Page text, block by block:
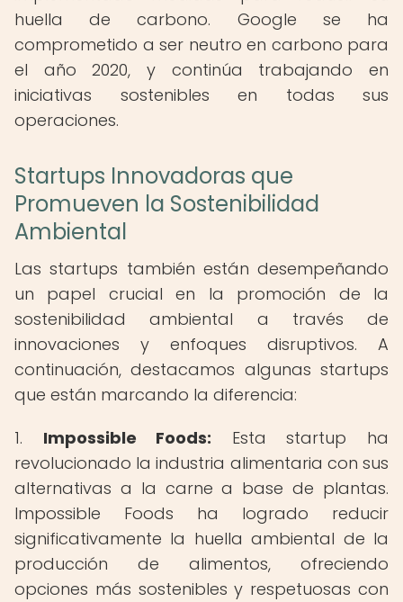
huella de carbono. Google se ha
comprometido a ser neutro en carbono para
el año 2020, y continúa trabajando en
iniciativas sostenibles en todas sus
operaciones.
Startups Innovadoras que
Promueven la Sostenibilidad
Ambiental
Las startups también están desempeñando
un papel crucial en la promoción de la
sostenibilidad ambiental a través de
innovaciones y enfoques disruptivos. A
continuación, destacamos algunas startups
que están marcando la diferencia:
1. Impossible Foods: Esta startup ha
revolucionado la industria alimentaria con sus
alternativas a la carne a base de plantas.
Impossible Foods ha logrado reducir
significativamente la huella ambiental de la
producción de alimentos, ofreciendo
opciones más sostenibles y respetuosas con